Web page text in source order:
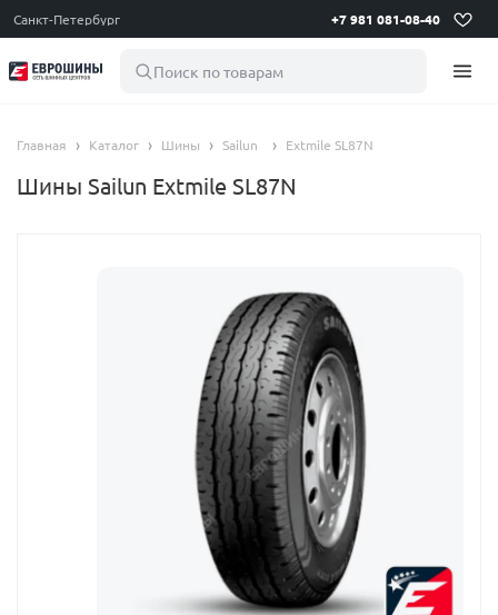
Санкт-Петербург +7 981 081-08-40
Поиск по товарам
Главная Каталог Шины Sailun Extmile SL87N
Шины Sailun Extmile SL87N